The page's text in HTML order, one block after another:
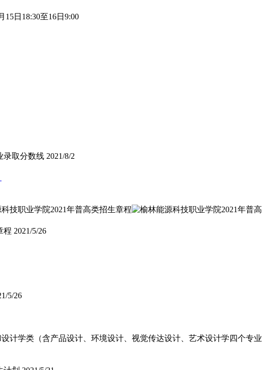
日18:30至16日9:00
录取分数线 2021/8/2
程 2021/5/26
5/26
计学类（含产品设计、环境设计、视觉传达设计、艺术设计学四个专